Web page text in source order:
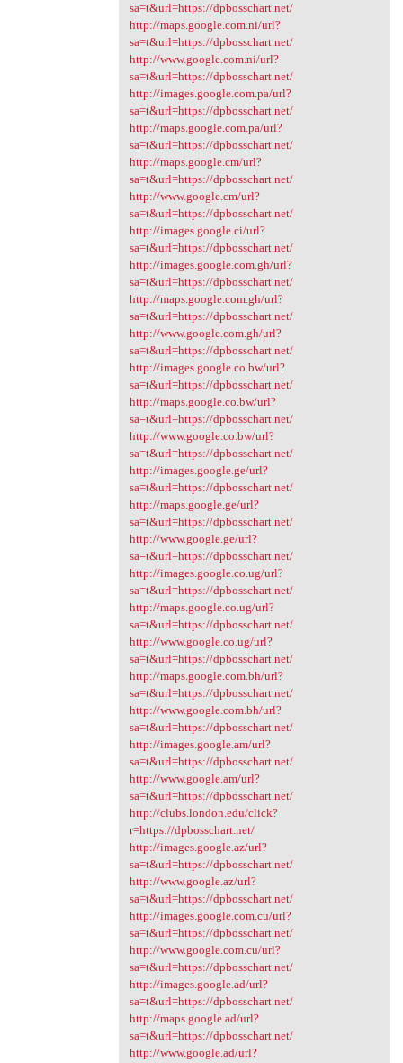
sa=t&url=https://dpbosschart.net/
http://maps.google.com.ni/url?
sa=t&url=https://dpbosschart.net/
http://www.google.com.ni/url?
sa=t&url=https://dpbosschart.net/
http://images.google.com.pa/url?
sa=t&url=https://dpbosschart.net/
http://maps.google.com.pa/url?
sa=t&url=https://dpbosschart.net/
http://maps.google.cm/url?
sa=t&url=https://dpbosschart.net/
http://www.google.cm/url?
sa=t&url=https://dpbosschart.net/
http://images.google.ci/url?
sa=t&url=https://dpbosschart.net/
http://images.google.com.gh/url?
sa=t&url=https://dpbosschart.net/
http://maps.google.com.gh/url?
sa=t&url=https://dpbosschart.net/
http://www.google.com.gh/url?
sa=t&url=https://dpbosschart.net/
http://images.google.co.bw/url?
sa=t&url=https://dpbosschart.net/
http://maps.google.co.bw/url?
sa=t&url=https://dpbosschart.net/
http://www.google.co.bw/url?
sa=t&url=https://dpbosschart.net/
http://images.google.ge/url?
sa=t&url=https://dpbosschart.net/
http://maps.google.ge/url?
sa=t&url=https://dpbosschart.net/
http://www.google.ge/url?
sa=t&url=https://dpbosschart.net/
http://images.google.co.ug/url?
sa=t&url=https://dpbosschart.net/
http://maps.google.co.ug/url?
sa=t&url=https://dpbosschart.net/
http://www.google.co.ug/url?
sa=t&url=https://dpbosschart.net/
http://maps.google.com.bh/url?
sa=t&url=https://dpbosschart.net/
http://www.google.com.bh/url?
sa=t&url=https://dpbosschart.net/
http://images.google.am/url?
sa=t&url=https://dpbosschart.net/
http://www.google.am/url?
sa=t&url=https://dpbosschart.net/
http://clubs.london.edu/click?
r=https://dpbosschart.net/
http://images.google.az/url?
sa=t&url=https://dpbosschart.net/
http://www.google.az/url?
sa=t&url=https://dpbosschart.net/
http://images.google.com.cu/url?
sa=t&url=https://dpbosschart.net/
http://www.google.com.cu/url?
sa=t&url=https://dpbosschart.net/
http://images.google.ad/url?
sa=t&url=https://dpbosschart.net/
http://maps.google.ad/url?
sa=t&url=https://dpbosschart.net/
http://www.google.ad/url?